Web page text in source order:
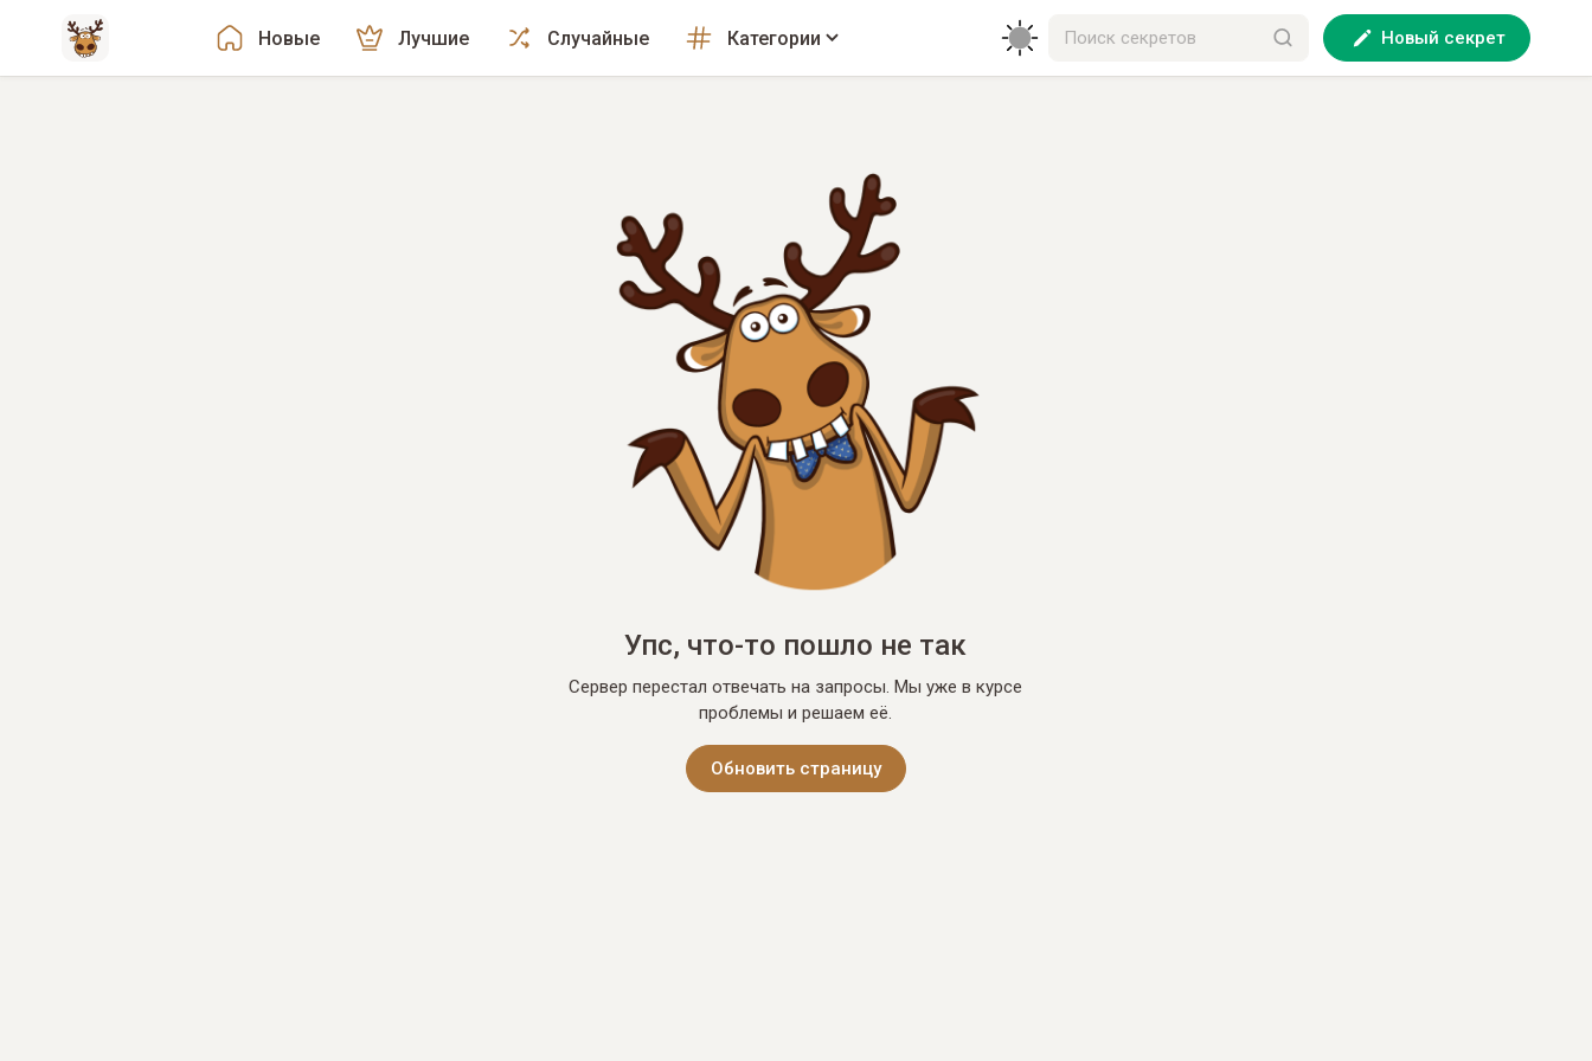
Новые Лучшие Случайные Категории Новый секрет
Упс, что-то пошло не так
Сервер перестал отвечать на запросы. Мы уже в курсе
проблемы и решаем её.
Обновить страницу